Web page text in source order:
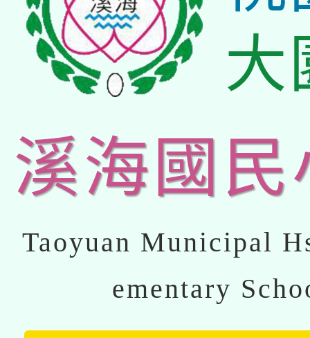
大
溪海國民
Taoyuan Municipal
ementary